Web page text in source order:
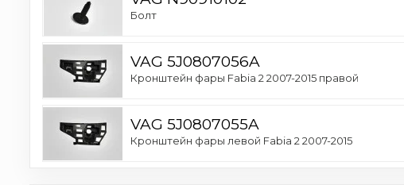
Болт
VAG 5J0807056A
Кронштейн фары Fabia 2 2007-2015 правой
VAG 5J0807055A
Кронштейн фары левой Fabia 2 2007-2015